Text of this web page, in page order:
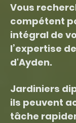
Vous
compétent
intégral de
l’expertise
d'Ayden.
Jardiniers
ils peuvent
tâche